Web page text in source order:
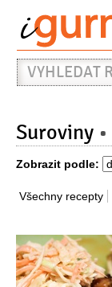
Vyhledat
recept
Suroviny
Zobrazit podle:
Všechny recepty